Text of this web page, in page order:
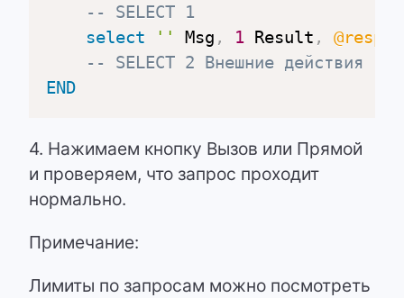
-- SELECT 1
select
'' Msg , 1 Result ,
-- SELECT 2 Внешние действия
END
4. Нажимаем кнопку Вызов или Прямой
и проверяем, что запрос проходит
нормально.
Примечание:
Лимиты по запросам можно посмотреть